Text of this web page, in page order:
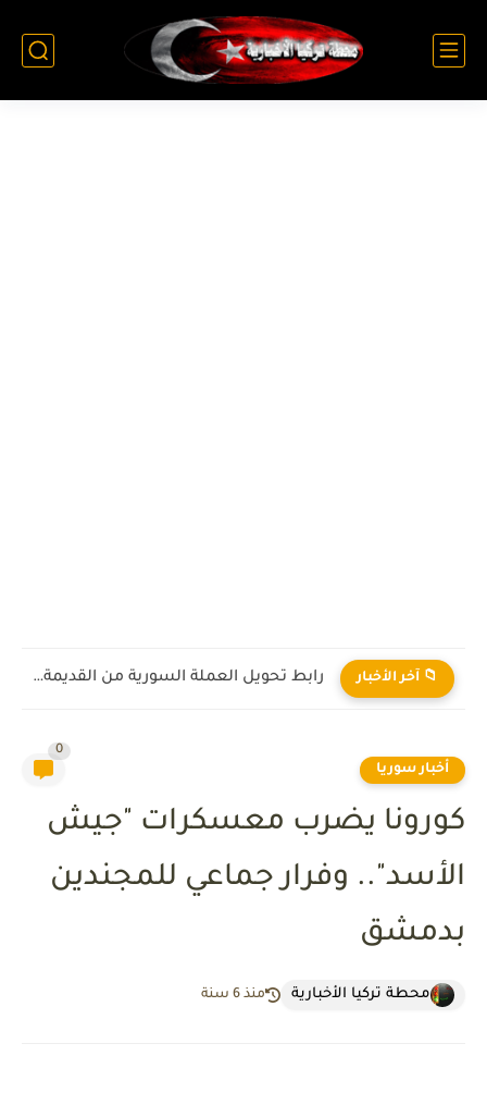
📁 آخر الأخبار رابط تحويل العملة السورية من القديمة إلى الجديدة 2026
أخبار سوريا
0
كورونا يضرب معسكرات "جيش
الأسد".. وفرار جماعي للمجندين
بدمشق
محطة تركيا الأخبارية منذ 6 سنة